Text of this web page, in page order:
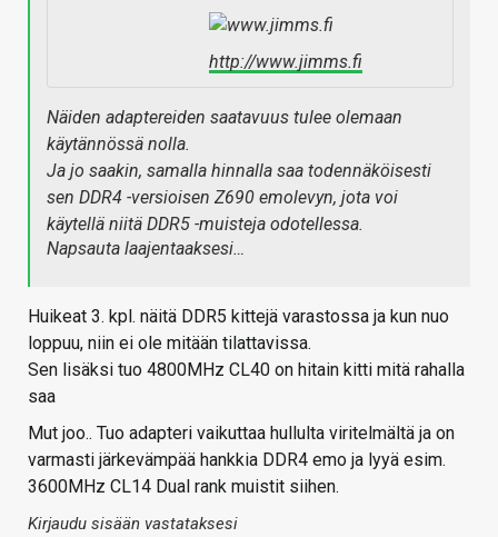
http://www.jimms.fi
Näiden adaptereiden saatavuus tulee olemaan
käytännössä nolla.
Ja jo saakin, samalla hinnalla saa todennäköisesti
sen DDR4 -versioisen Z690 emolevyn, jota voi
käytellä niitä DDR5 -muisteja odotellessa.
Napsauta laajentaaksesi…
Huikeat 3. kpl. näitä DDR5 kittejä varastossa ja kun nuo
loppuu, niin ei ole mitään tilattavissa.
Sen lisäksi tuo 4800MHz CL40 on hitain kitti mitä rahalla
saa
Mut joo.. Tuo adapteri vaikuttaa hullulta viritelmältä ja on
varmasti järkevämpää hankkia DDR4 emo ja lyyä esim.
3600MHz CL14 Dual rank muistit siihen.
Kirjaudu sisään vastataksesi